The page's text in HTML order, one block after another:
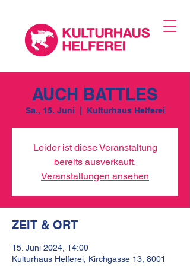
AUCH BATTLES
Sa., 15. Juni Kulturhaus Helferei
Leider ist diese Veranstaltung
bereits ausverkauft.
Veranstaltungen ansehen
ZEIT & ORT
15. Juni 2024, 14:00
Kulturhaus Helferei, Kirchgasse 13, 8001